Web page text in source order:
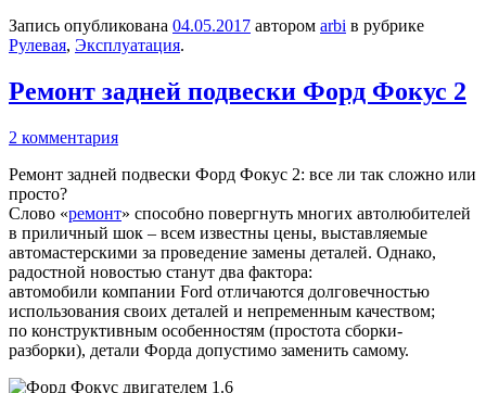
Запись опубликована 04.05.2017 автором arbi в рубрике
Рулевая, Эксплуатация.
Ремонт задней подвески Форд Фокус 2
2 комментария
Ремонт задней подвески Форд Фокус 2: все ли так сложно или
просто?
Слово «ремонт» способно повергнуть многих автолюбителей
в приличный шок – всем известны цены, выставляемые
автомастерскими за проведение замены деталей. Однако,
радостной новостью станут два фактора:
автомобили компании Ford отличаются долговечностью
использования своих деталей и непременным качеством;
по конструктивным особенностям (простота сборки-
разборки), детали Форда допустимо заменить самому.